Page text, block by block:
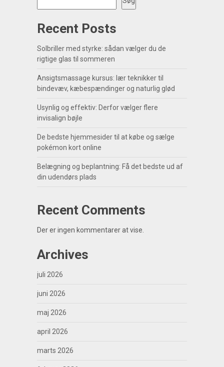
Recent Posts
Solbriller med styrke: sådan vælger du de
rigtige glas til sommeren
Ansigtsmassage kursus: lær teknikker til
bindevæv, kæbespændinger og naturlig glød
Usynlig og effektiv: Derfor vælger flere
invisalign bøjle
De bedste hjemmesider til at købe og sælge
pokémon kort online
Belægning og beplantning: Få det bedste ud af
din udendørs plads
Recent Comments
Der er ingen kommentarer at vise.
Archives
juli 2026
juni 2026
maj 2026
april 2026
marts 2026